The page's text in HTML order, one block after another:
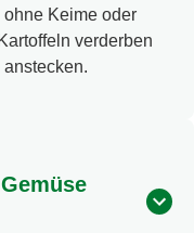
Keime oder
verderben